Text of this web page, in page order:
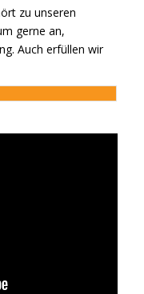
zu unseren
gerne an,
Auch erfüllen wir